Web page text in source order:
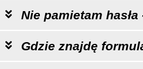
Nie pamietam
Gdzie znajdę